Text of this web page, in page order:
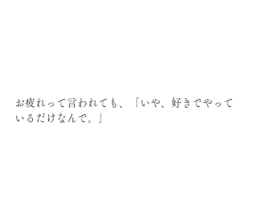
お疲れって言われても、「いや、好きでやって
いるだけなんで。」